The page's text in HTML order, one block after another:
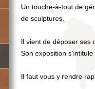
Un touche-à-tout de
de sculptures.
Il vient de déposer ses
Son exposition s'intitule
Il faut vous y rendre